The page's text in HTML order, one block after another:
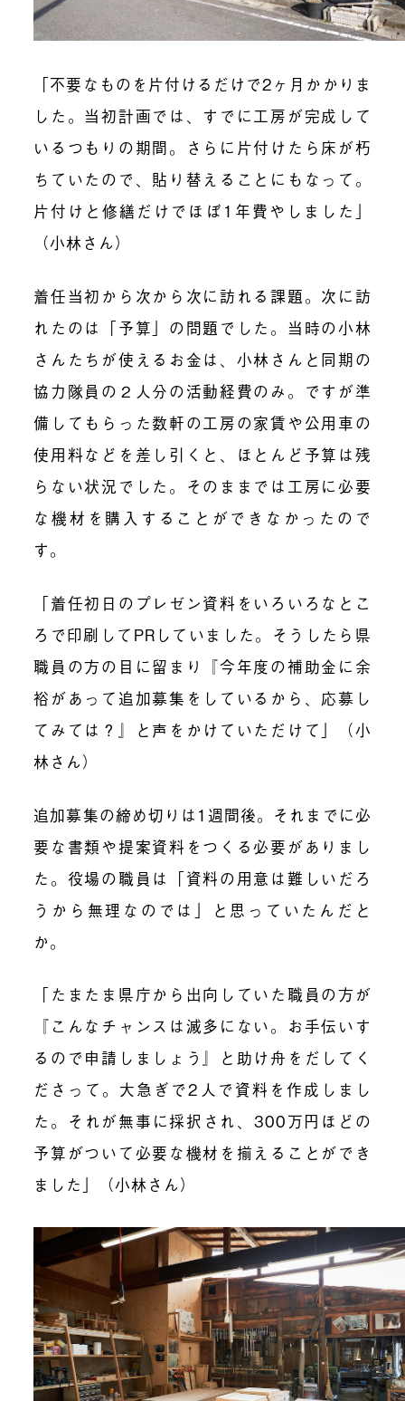
「不要なものを片付けるだけで2ヶ月かかりま
した。当初計画では、すでに工房が完成して
いるつもりの期間。さらに片付けたら床が朽
ちていたので、貼り替えることにもなって。
片付けと修繕だけでほぼ1年費やしました」
（小林さん）
着任当初から次から次に訪れる課題。次に訪
れたのは「予算」の問題でした。当時の小林
さんたちが使えるお金は、小林さんと同期の
協力隊員の２人分の活動経費のみ。ですが準
備してもらった数軒の工房の家賃や公用車の
使用料などを差し引くと、ほとんど予算は残
らない状況でした。そのままでは 工房に必要
な機材を購入することができなかった ので
す。
「着任初日のプレゼン資料をいろいろなとこ
ろで印刷してPRしていました。そうしたら県
職員の方の目に留まり『今年度の補助金に余
裕があって追加募集をしているから、応募し
てみては？』と声をかけていただけて」（小
林さん）
追加募集の締め切りは1週間後。それまでに必
要な書類や提案資料をつくる必要がありまし
た。役場の職員は「資料の用意は難しいだろ
うから無理なのでは」と思っていたんだと
か。
「たまたま県庁から出向していた職員の方が
『こんなチャンスは滅多にない。お手伝いす
るので申請しましょう』と助け舟をだしてく
ださって。大急ぎで2人で資料を作成しまし
た。それが無事に採択され、300万円ほどの
予算がついて必要な機材を揃えることができ
ました」（小林さん）